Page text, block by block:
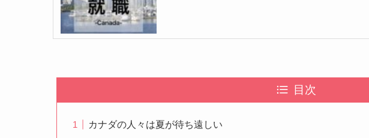
目次
カナダの人々は夏が待ち遠しい